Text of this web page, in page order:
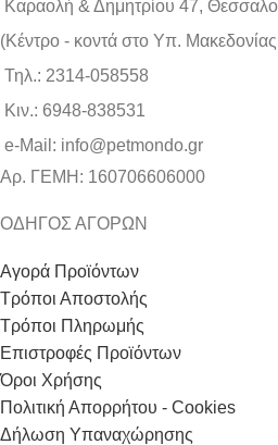
Καραολή & Δημητρίου 47,
(Kέντρο - κοντά στο Yπ.
Τηλ.: 2314-058558
Κιν.: 6948-838531
e-Mail: info@petmondo.gr
Aρ. ΓΕΜΗ: 160706606000
ΟΔΗΓΟΣ ΑΓΟΡΩΝ
Αγορά Προϊόντων
Τρόποι Αποστολής
Τρόποι Πληρωμής
Επιστροφές Προϊόντων
Όροι Χρήσης
Πολιτική Απορρήτου - Cookies
Δήλωση Υπαναχώρησης